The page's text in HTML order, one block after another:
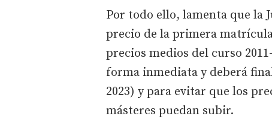
Por todo ello, lamenta que la
precio de la primera
precios medios del curso
forma inmediata y deberá
2023) y para evitar que los
másteres puedan subir.